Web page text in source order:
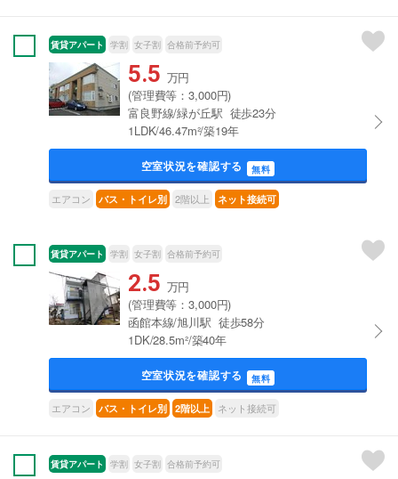
賃貸アパート 学割 女子割 合格前予約可
5.5 万円
(管理費等：3,000円)
富良野線/緑が丘駅 徒歩23分
1LDK/46.47m²/築19年
空室状況を確認する 無料
エアコン バス・トイレ別 2階以上 ネット接続可
賃貸アパート 学割 女子割 合格前予約可
2.5 万円
(管理費等：3,000円)
函館本線/旭川駅 徒歩58分
1DK/28.5m²/築40年
空室状況を確認する 無料
エアコン バス・トイレ別 2階以上 ネット接続可
賃貸アパート 学割 女子割 合格前予約可